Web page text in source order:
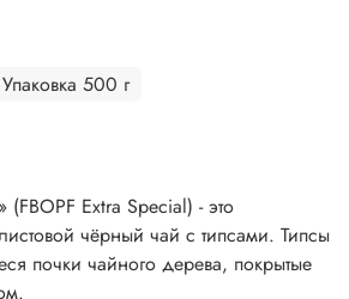
Упаковка 500 г
Extra Special) - это
чёрный чай с типсами. Типсы
почки чайного дерева, покрытые